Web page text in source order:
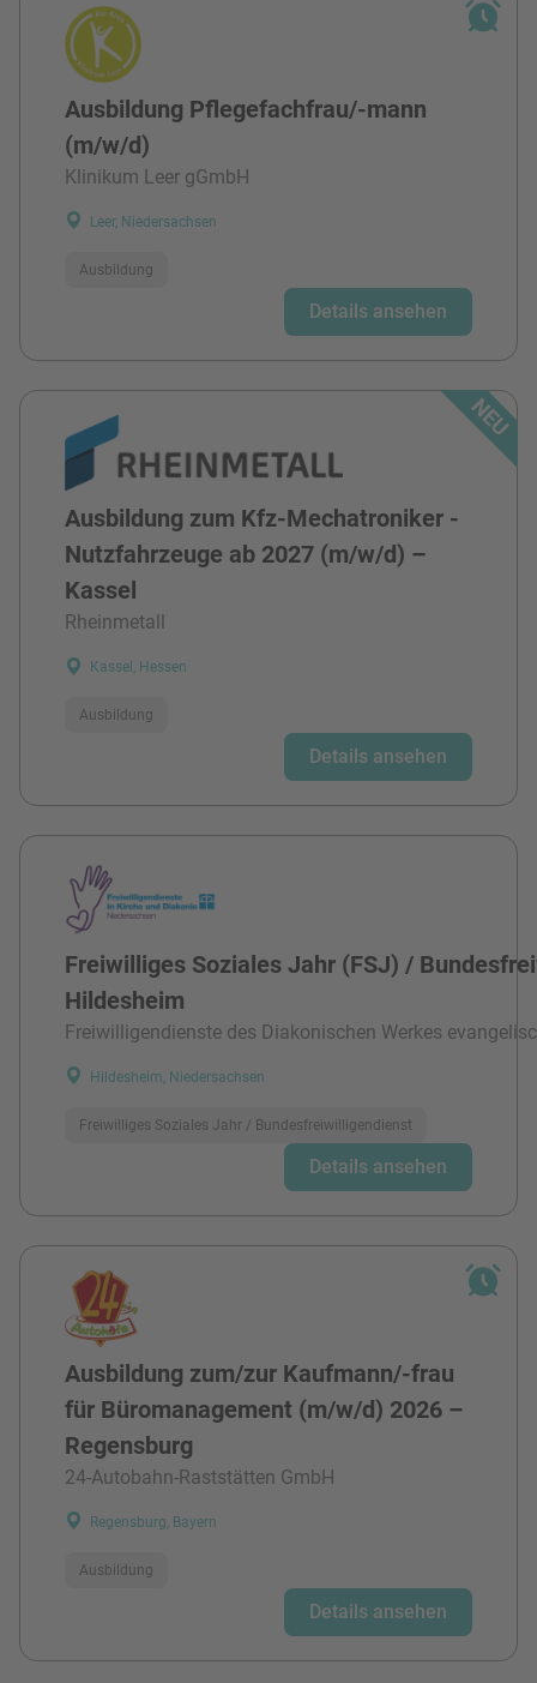
Ausbildung Pflegefachfrau/-mann
(m/w/d)
Klinikum Leer gGmbH
Leer, Niedersachsen
Ausbildung
Details ansehen
Ausbildung zum Kfz-Mechatroniker -
Nutzfahrzeuge ab 2027 (m/w/d) –
Kassel
Rheinmetall
Kassel, Hessen
Ausbildung
Details ansehen
Freiwilliges Soziales Jahr (FSJ) /
Hildesheim
Freiwilligendienste des Diakonischen Werkes
Hildesheim, Niedersachsen
Freiwilliges Soziales Jahr / Bundesfreiwilligendienst
Details ansehen
Ausbildung zum/zur Kaufmann/-frau
für Büromanagement (m/w/d) 2026 –
Regensburg
24-Autobahn-Raststätten GmbH
Regensburg, Bayern
Ausbildung
Details ansehen